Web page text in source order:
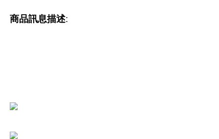
商品訊息描述: